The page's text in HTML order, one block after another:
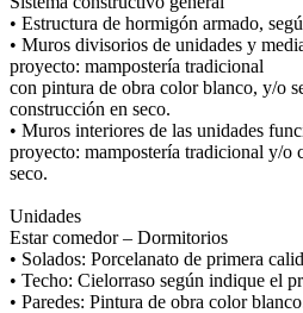
• Estructura de hormigón armado,
• Muros divisorios de unidades y
proyecto: mampostería tradicional
con pintura de obra color blanco, y/o
construcción en seco.
• Muros interiores de las unidades
proyecto: mampostería tradicional y/o
seco.
Unidades
Estar comedor – Dormitorios
• Solados: Porcelanato de primera
• Techo: Cielorraso según indique el
• Paredes: Pintura de obra color